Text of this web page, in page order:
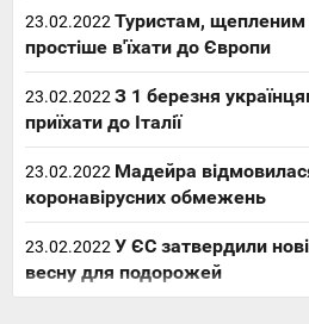
23.02.2022Туристам, щепленим
простіше в'їхати до Європи
23.02.2022З 1 березня
приїхати до Італії
23.02.2022 Мадейра
коронавірусних обмежень
23.02.2022У ЄС затвердили
весну для подорожей